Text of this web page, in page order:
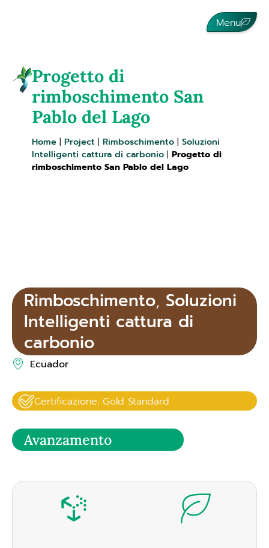
Menu
Progetto di
rimboschimento San
Pablo del Lago
Home| Project| Rimboschimento| Soluzioni
Intelligenti cattura di carbonio| Progetto di
rimboschimento San Pablo del Lago
Rimboschimento, Soluzioni
Intelligenti cattura di
carbonio
Ecuador
Certificazione: Gold Standard
Avanzamento